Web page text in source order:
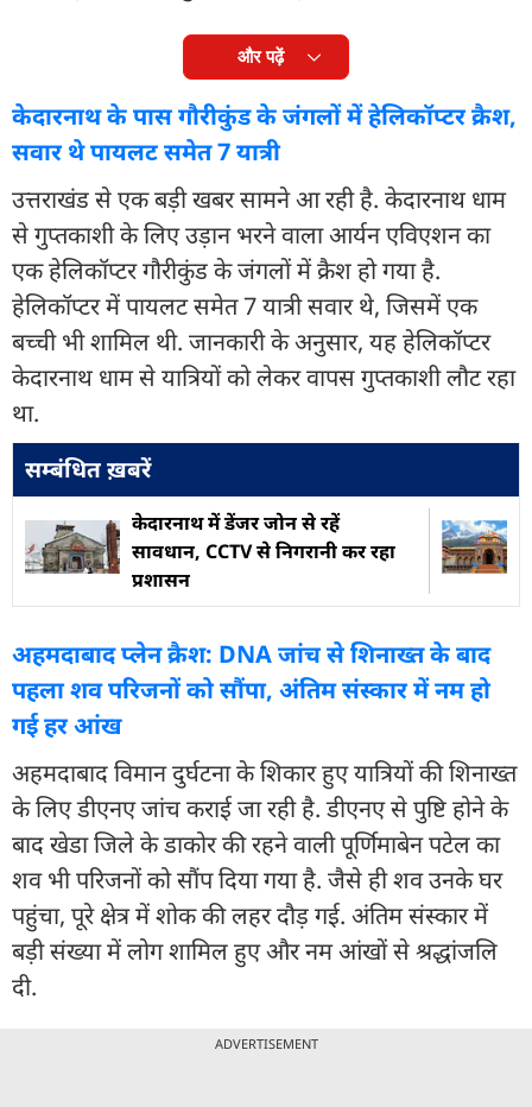
और पढ़ें
केदारनाथ के पास गौरीकुंड के जंगलों में हेलिकॉप्टर क्रैश,
सवार थे पायलट समेत 7 यात्री
उत्तराखंड से एक बड़ी खबर सामने आ रही है. केदारनाथ धाम
से गुप्तकाशी के लिए उड़ान भरने वाला आर्यन एविएशन का
एक हेलिकॉप्टर गौरीकुंड के जंगलों में क्रैश हो गया है.
हेलिकॉप्टर में पायलट समेत 7 यात्री सवार थे, जिसमें एक
बच्ची भी शामिल थी. जानकारी के अनुसार, यह हेलिकॉप्टर
केदारनाथ धाम से यात्रियों को लेकर वापस गुप्तकाशी लौट रहा
था.
सम्बंधित ख़बरें
केदारनाथ में डेंजर जोन से रहें
सावधान, CCTV से निगरानी कर रहा
प्रशासन
अहमदाबाद प्लेन क्रैश: DNA जांच से शिनाख्त के बाद
पहला शव परिजनों को सौंपा, अंतिम संस्कार में नम हो
गई हर आंख
अहमदाबाद विमान दुर्घटना के शिकार हुए यात्रियों की शिनाख्त
के लिए डीएनए जांच कराई जा रही है. डीएनए से पुष्टि होने के
बाद खेडा जिले के डाकोर की रहने वाली पूर्णिमाबेन पटेल का
शव भी परिजनों को सौंप दिया गया है. जैसे ही शव उनके घर
पहुंचा, पूरे क्षेत्र में शोक की लहर दौड़ गई. अंतिम संस्कार में
बड़ी संख्या में लोग शामिल हुए और नम आंखों से श्रद्धांजलि
दी.
ADVERTISEMENT